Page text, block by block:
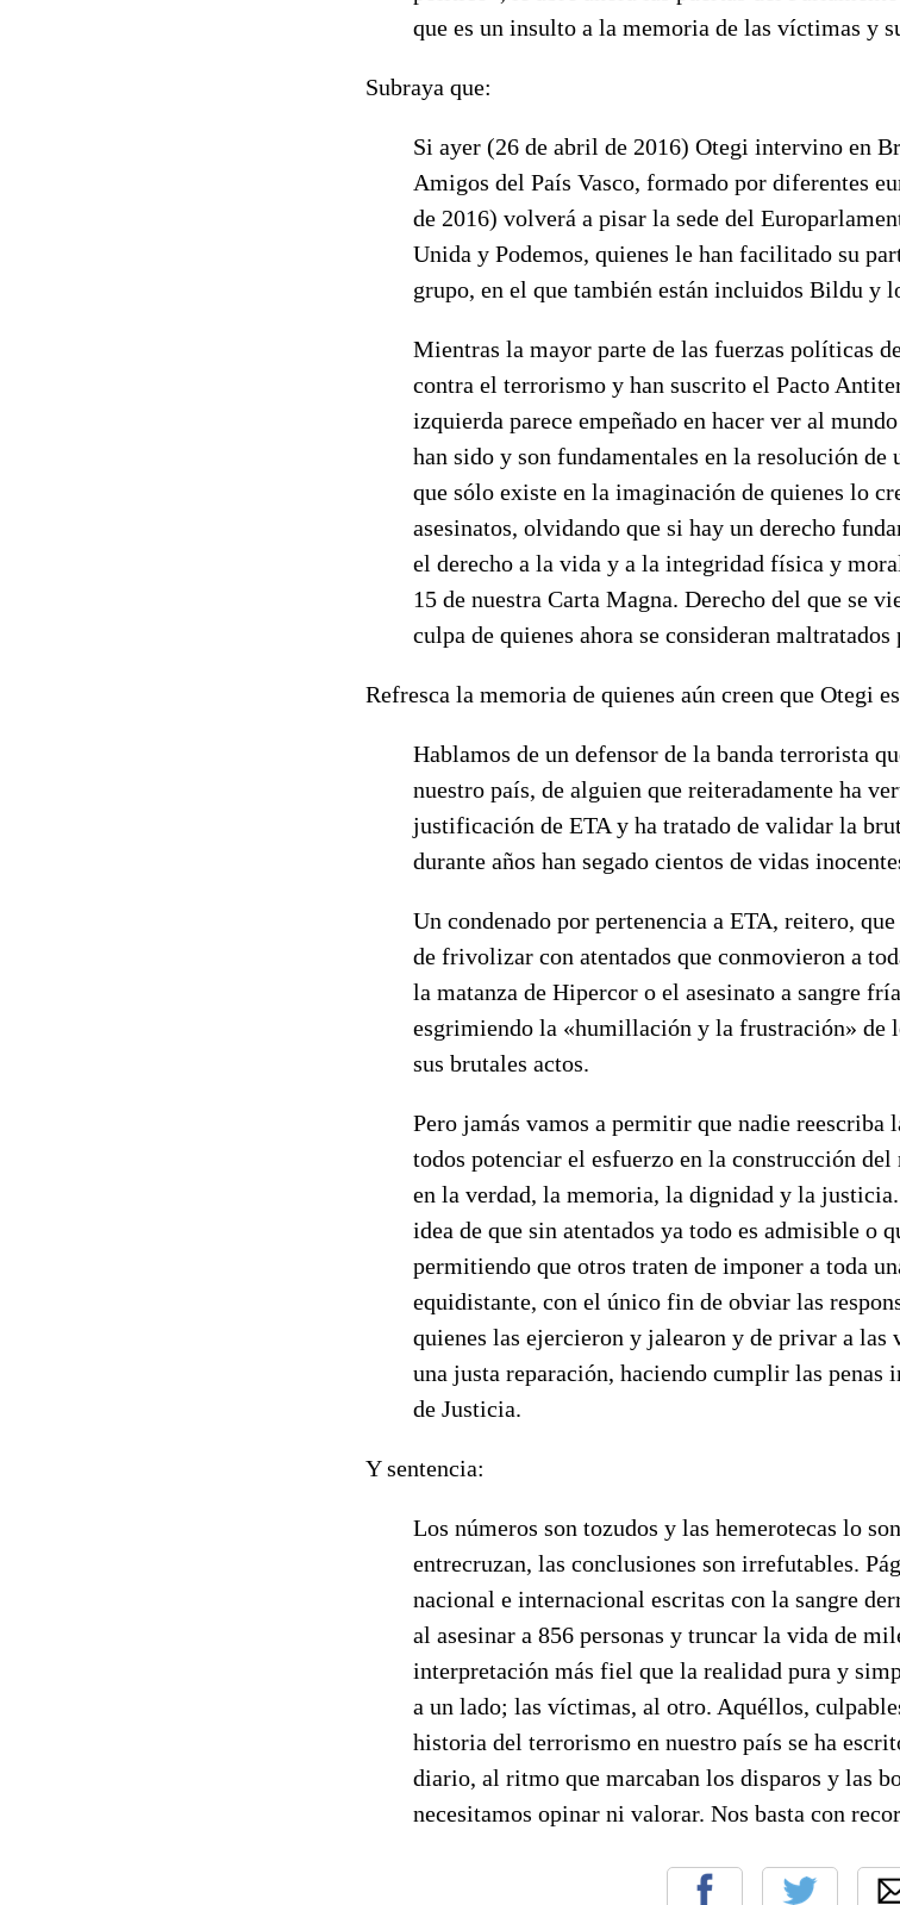
que es un insulto a la memoria de las víctimas y
Subraya que:
Si ayer (26 de abril de 2016) Otegi intervino en
Amigos del País Vasco, formado por diferentes
de 2016) volverá a pisar la sede del
Unida y Podemos, quienes le han facilitado su
grupo, en el que también están incluidos Bildu y
Mientras la mayor parte de las fuerzas políticas
contra el terrorismo y han suscrito el Pacto
izquierda parece empeñado en hacer ver al
han sido y son fundamentales en la resolución
que sólo existe en la imaginación de quienes lo
asesinatos, olvidando que si hay un derecho
el derecho a la vida y a la integridad física y
15 de nuestra Carta Magna. Derecho del que se
culpa de quienes ahora se consideran maltratados
Refresca la memoria de quienes aún creen que Otegi
Hablamos de un defensor de la banda terrorista
nuestro país, de alguien que reiteradamente ha
justificación de ETA y ha tratado de validar la
durante años han segado cientos de vidas
Un condenado por pertenencia a ETA, reitero,
de frivolizar con atentados que conmovieron a
la matanza de Hipercor o el asesinato a sangre
esgrimiendo la «humillación y la frustración» de
sus brutales actos.
Pero jamás vamos a permitir que nadie reescriba
todos potenciar el esfuerzo en la construcción del
en la verdad, la memoria, la dignidad y la
idea de que sin atentados ya todo es admisible o
permitiendo que otros traten de imponer a toda
equidistante, con el único fin de obviar las
quienes las ejercieron y jalearon y de privar a
una justa reparación, haciendo cumplir las penas
de Justicia.
Y sentencia:
Los números son tozudos y las hemerotecas lo
entrecruzan, las conclusiones son irrefutables.
nacional e internacional escritas con la sangre
al asesinar a 856 personas y truncar la vida de
interpretación más fiel que la realidad pura y
a un lado; las víctimas, al otro. Aquéllos,
historia del terrorismo en nuestro país se ha
diario, al ritmo que marcaban los disparos y las
necesitamos opinar ni valorar. Nos basta con